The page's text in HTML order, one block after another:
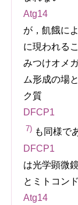
Atg14
が，飢餓に
に現われる
みつけオメ
ム形成の場
ク質
DFCP1
7) も同様で
DFCP1
は光学顕微
とミトコン
Atg14